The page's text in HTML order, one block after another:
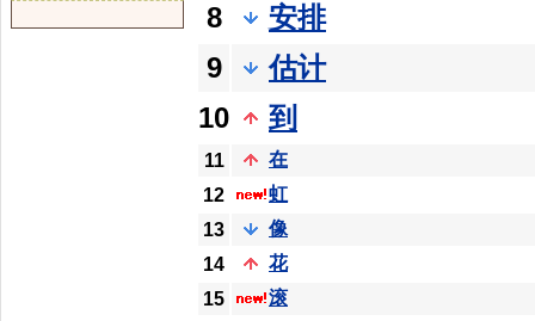
8
安排
9
估计
10
到
11
在
12
虹
13
像
14
花
15
滚